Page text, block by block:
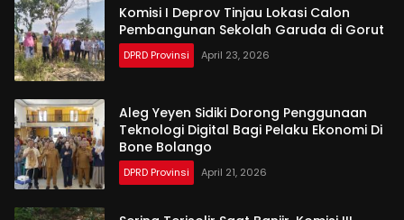
Komisi I Deprov Tinjau Lokasi Calon
Pembangunan Sekolah Garuda di Gorut
DPRD Provinsi April 23, 2026
Aleg Yeyen Sidiki Dorong Penggunaan
Teknologi Digital Bagi Pelaku Ekonomi Di
Bone Bolango
DPRD Provinsi April 21, 2026